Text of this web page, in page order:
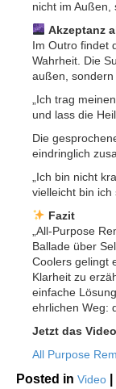
nicht im Außen,
Akzeptanz
Im Outro findet
Wahrheit. Die
außen,
„Ich trag
und lass die
Die
eindringlich
„Ich bin nicht
vielleicht bin ich
Fazit
„All-Purpose
Ballade über
Coolers gelingt
Klarheit zu
einfache
ehrlichen Weg:
Jetzt das
All Purpose
Posted in Video